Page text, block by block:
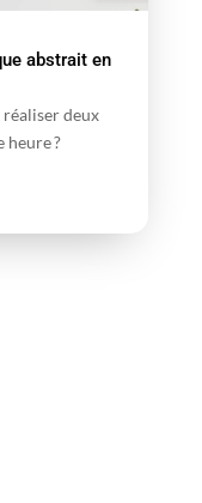
abstrait en
réaliser deux
heure ?